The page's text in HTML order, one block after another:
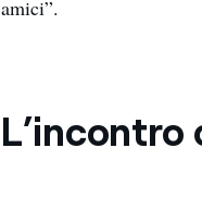
amici”.
L’incontro